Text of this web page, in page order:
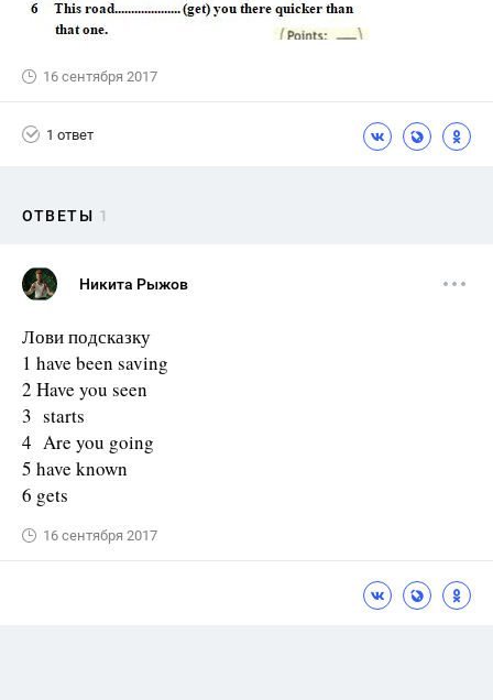
16 сентября 2017
1 ответ
ОТВЕТЫ 1
Никита Рыжов
Лови подсказку
1 have been saving
2 Have you seen
3 starts
4 Are you going
5 have known
6 gets
16 сентября 2017